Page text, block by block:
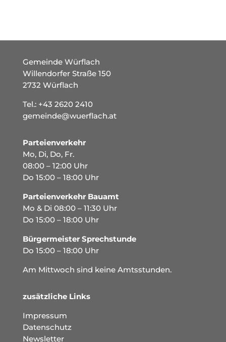
Gemeinde Würflach
Willendorfer Straße 150
2732 Würflach
Tel.: +43 2620 2410
gemeinde@wuerflach.at
Parteienverkehr
Mo, Di, Do, Fr.
08:00 – 12:00 Uhr
Do 15:00 – 18:00 Uhr
Parteienverkehr Bauamt
Mo & Di 08:00 – 11:30 Uhr
Do 15:00 – 18:00 Uhr
Bürgermeister Sprechstunde
Do 15:00 – 18:00 Uhr
Am Mittwoch sind keine Amtsstunden.
zusätzliche Links
Impressum
Datenschutz
Newsletter